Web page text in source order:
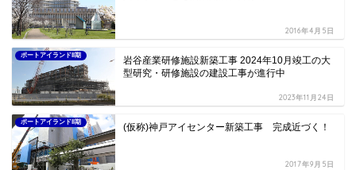
2016年4月5日
ポートアイランドII期
岩谷産業研修施設新築工事 2024年10月竣工の大
型研究・研修施設の建設工事が進行中
2023年11月24日
ポートアイランドII期 (仮称)神戸アイセンター新築工事 完成近づく！
2017年9月5日